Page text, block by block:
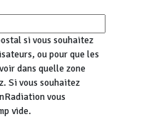
si vous souhaitez
ou pour que les
dans quelle zone
Si vous souhaitez
vous
vide.